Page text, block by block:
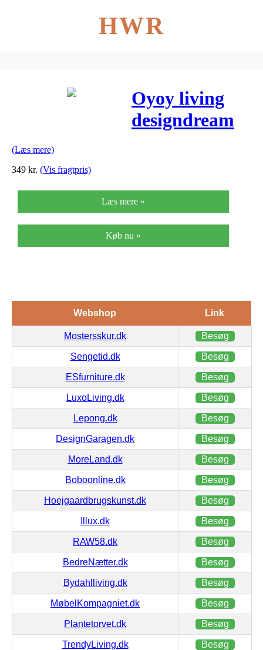
HWR
Oyoy living
designdream
(Læs mere)
349 kr. (Vis fragtpris)
Læs mere »
Køb nu »
Webshop Link
Mostersskur.dk Besøg
Sengetid.dk Besøg
ESfurniture.dk Besøg
LuxoLiving.dk Besøg
Lepong.dk Besøg
DesignGaragen.dk Besøg
MoreLand.dk Besøg
Boboonline.dk Besøg
Hoejgaardbrugskunst.dk Besøg
Illux.dk Besøg
RAW58.dk Besøg
BedreNætter.dk Besøg
Bydahlliving.dk Besøg
MøbelKompagniet.dk Besøg
Plantetorvet.dk Besøg
TrendyLiving.dk Besøg